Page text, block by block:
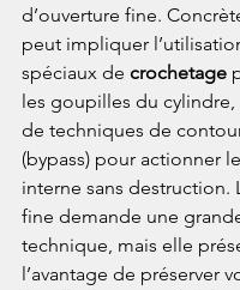
d’ouverture fine.
peut impliquer
spéciaux de crochetage
les goupilles du
de techniques de
(bypass) pour actionner
interne sans destruction.
fine demande une
technique, mais elle
l’avantage de préserver